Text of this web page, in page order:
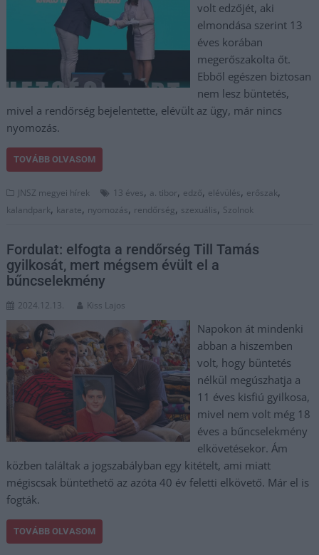
volt edzőjét, aki
elmondása szerint 13
éves korában
megerőszakolta őt.
Ebből egészen biztosan
nem lesz büntetés,
mivel a rendőrség bejelentette, elévült az ügy, már nincs
nyomozás.
TOVÁBB OLVASOM
JNSZ megyei hírek 13 éves, a. tibor, edző, elévülés, erőszak,
kalandpark, karate, nyomozás, rendőrség, szexuális, Szolnok
Fordulat: elfogta a rendőrség Till Tamás
gyilkosát, mert mégsem évült el a
bűncselekmény
2024.12.13. Kiss Lajos
Napokon át mindenki
abban a hiszemben
volt, hogy büntetés
nélkül megúszhatja a
11 éves kisfiú gyilkosa,
mivel nem volt még 18
éves a bűncselekmény
elkövetésekor. Ám
közben találtak a jogszabályban egy kitételt, ami miatt
mégiscsak büntethető az azóta 40 év feletti elkövető. Már el is
fogták.
TOVÁBB OLVASOM